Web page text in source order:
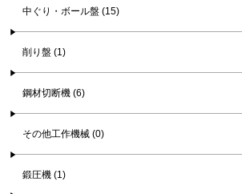
中ぐり・ボール盤 (15)
削り盤 (1)
鋼材切断機 (6)
その他工作機械 (0)
鍛圧機 (1)